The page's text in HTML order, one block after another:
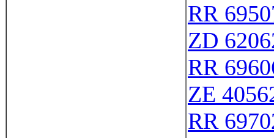
RR
ZD
RR
ZE
RR